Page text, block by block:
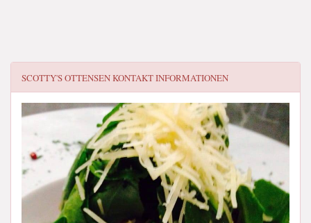
SCOTTY'S OTTENSENKONTAKT INFORMATIONEN